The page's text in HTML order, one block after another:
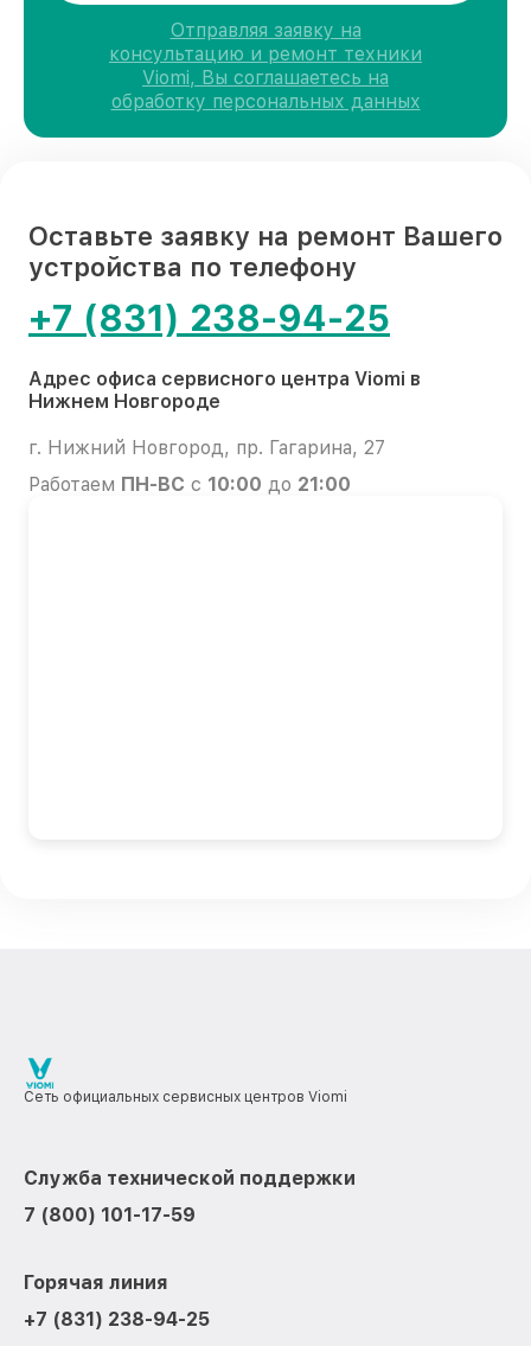
Отправляя заявку на
консультацию и ремонт техники
Viomi, Вы соглашаетесь на
обработку персональных данных
Оставьте заявку на ремонт Вашего
устройства по телефону
+7 (831) 238-94-25
Адрес офиса сервисного центра Viomi в
Нижнем Новгороде
г. Нижний Новгород, пр. Гагарина, 27
Работаем ПН-ВС с 10:00 до 21:00
Сеть официальных сервисных центров Viomi
Служба технической поддержки
7 (800) 101-17-59
Горячая линия
+7 (831) 238-94-25